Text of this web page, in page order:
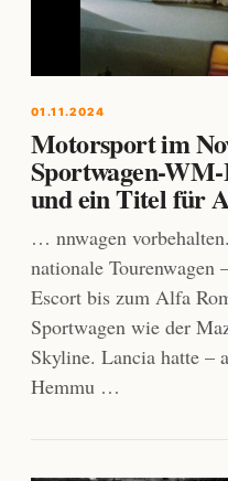
01.11.2024
Motorsport im
Sportwagen-
und ein Titel für
… nnwagen
nationale
Escort bis zum Alfa
Sportwagen wie der
Skyline. Lancia hatte –
Hemmu …